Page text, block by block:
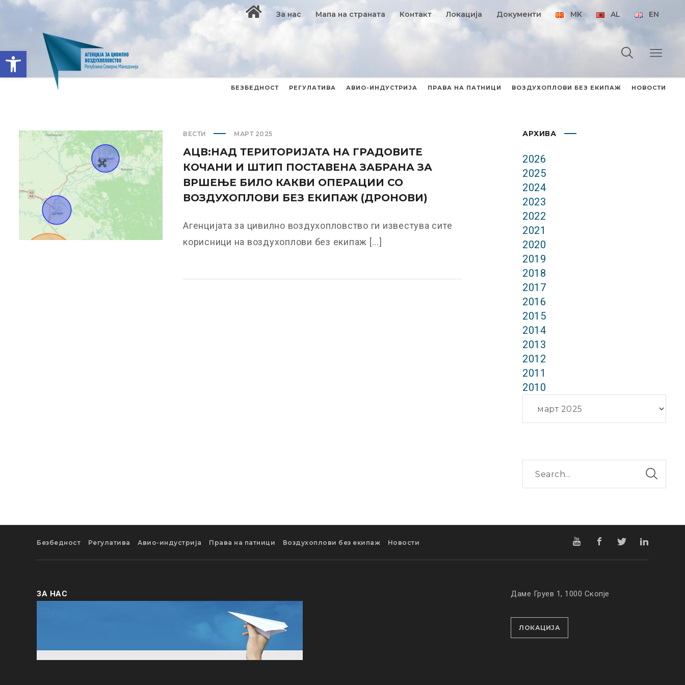
Open toolbar
За нас Мапа на страната Контакт Локација Документи MK AL EN
БЕЗБЕДНОСТ РЕГУЛАТИВА АВИО-ИНДУСТРИЈА ПРАВА НА ПАТНИЦИ ВОЗДУХОПЛОВИ БЕЗ ЕКИПАЖ НОВОСТИ
ВЕСТИ МАРТ 2025
АЦВ:НАД ТЕРИТОРИЈАТА НА ГРАДОВИТЕ
КОЧАНИ И ШТИП ПОСТАВЕНА ЗАБРАНА ЗА
ВРШЕЊЕ БИЛО КАКВИ ОПЕРАЦИИ СО
ВОЗДУХОПЛОВИ БЕЗ ЕКИПАЖ (ДРОНОВИ)
Агенцијата за цивилно воздухопловство ги известува сите
корисници на воздухоплови без екипаж [...]
АРХИВА
2026
2025
2024
2023
2022
2021
2020
2019
2018
2017
2016
2015
2014
2013
2012
2011
2010
Безбедност Регулатива Авио-индустрија Права на патници Воздухоплови без екипаж Новости
ЗА НАС Даме Груев 1, 1000 Скопје
ЛОКАЦИЈА